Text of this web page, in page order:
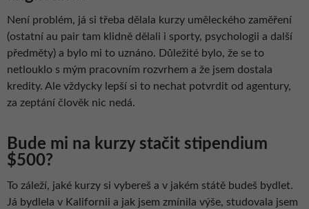
Není problém, já si třeba dělala kurzy uměleckého zaměření
(ostatní au pair tam klidně dělali i sporty, psychologii a další
předměty) a bylo mi to uznáno. Důležité bylo, že se to
netlouklo s mým pracovním rozvrhem a že jsem dostala
kredity. Ale vždycky lepší si to nechat potvrdit od agentury,
za zeptání člověk nic nedá.
Bude mi na kurzy stačit stipendium
$500?
To záleží, jaké kurzy si vybereš a v jakém státě budeš bydlet.
Já bydlela v Kalifornii a jak jsem zmínila výše, studovala jsem